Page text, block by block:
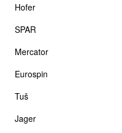
Hofer
SPAR
Mercator
Eurospin
Tuš
Jager